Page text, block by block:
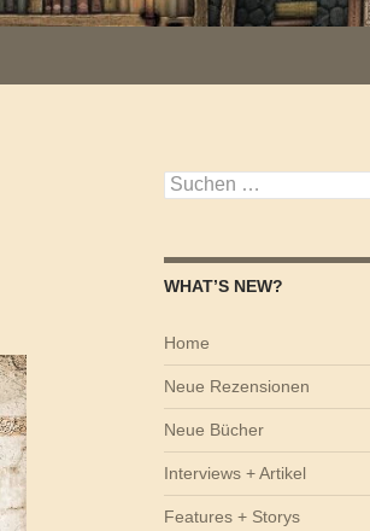
Suchen
nach:
WHAT’S NEW?
Home
Neue Rezensionen
Neue Bücher
Interviews + Artikel
Features + Storys